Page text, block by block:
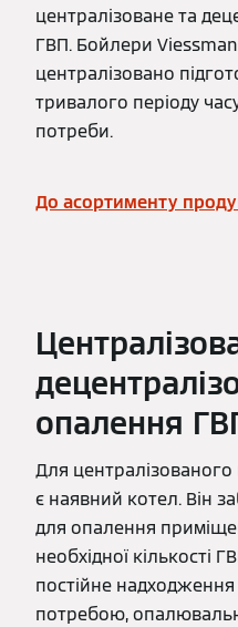
централізоване та
ГВП. Бойлери
централізовано
тривалого періоду
потреби.
До асортименту
опалення
Для централізованого
є наявний котел. Він
для опалення
необхідної кількості
постійне
потребою,